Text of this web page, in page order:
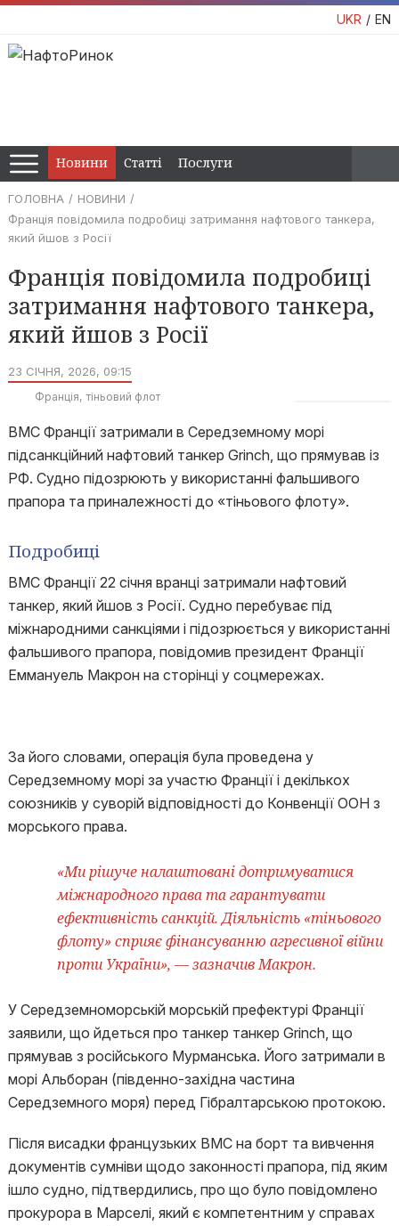
UKR EN
Новини Статті Послуги
ГОЛОВНА
НОВИНИ
Франція повідомила подробиці затримання нафтового танкера,
який йшов з Росії
Франція повідомила подробиці
затримання нафтового танкера,
який йшов з Росії
23 СІЧНЯ, 2026, 09:15
Франція тіньовий флот
ВМС Франції затримали в Середземному морі
підсанкційний нафтовий танкер Grinch, що прямував із
РФ. Судно підозрюють у використанні фальшивого
прапора та приналежності до «тіньового флоту».
Подробиці
ВМС Франції 22 січня вранці затримали нафтовий
танкер, який йшов з Росії. Судно перебуває під
міжнародними санкціями і підозрюється у використанні
фальшивого прапора, повідомив президент Франції
Еммануель Макрон на сторінці у соцмережах.
За його словами, операція була проведена у
Середземному морі за участю Франції і декількох
союзників у суворій відповідності до Конвенції ООН з
морського права.
«Ми рішуче налаштовані дотримуватися
міжнародного права та гарантувати
ефективність санкцій. Діяльність «тіньового
флоту» сприяє фінансуванню агресивної війни
проти України», — зазначив Макрон.
У Середземноморській морській префектурі Франції
заявили, що йдеться про танкер танкер Grinch, що
прямував з російського Мурманська. Його затримали в
морі Альборан (південно-західна частина
Середземного моря) перед Гібралтарською протокою.
Після висадки французьких ВМС на борт та вивчення
документів сумніви щодо законності прапора, під яким
ішло судно, підтвердились, про що було повідомлено
прокурора в Марселі, який є компетентним у справах